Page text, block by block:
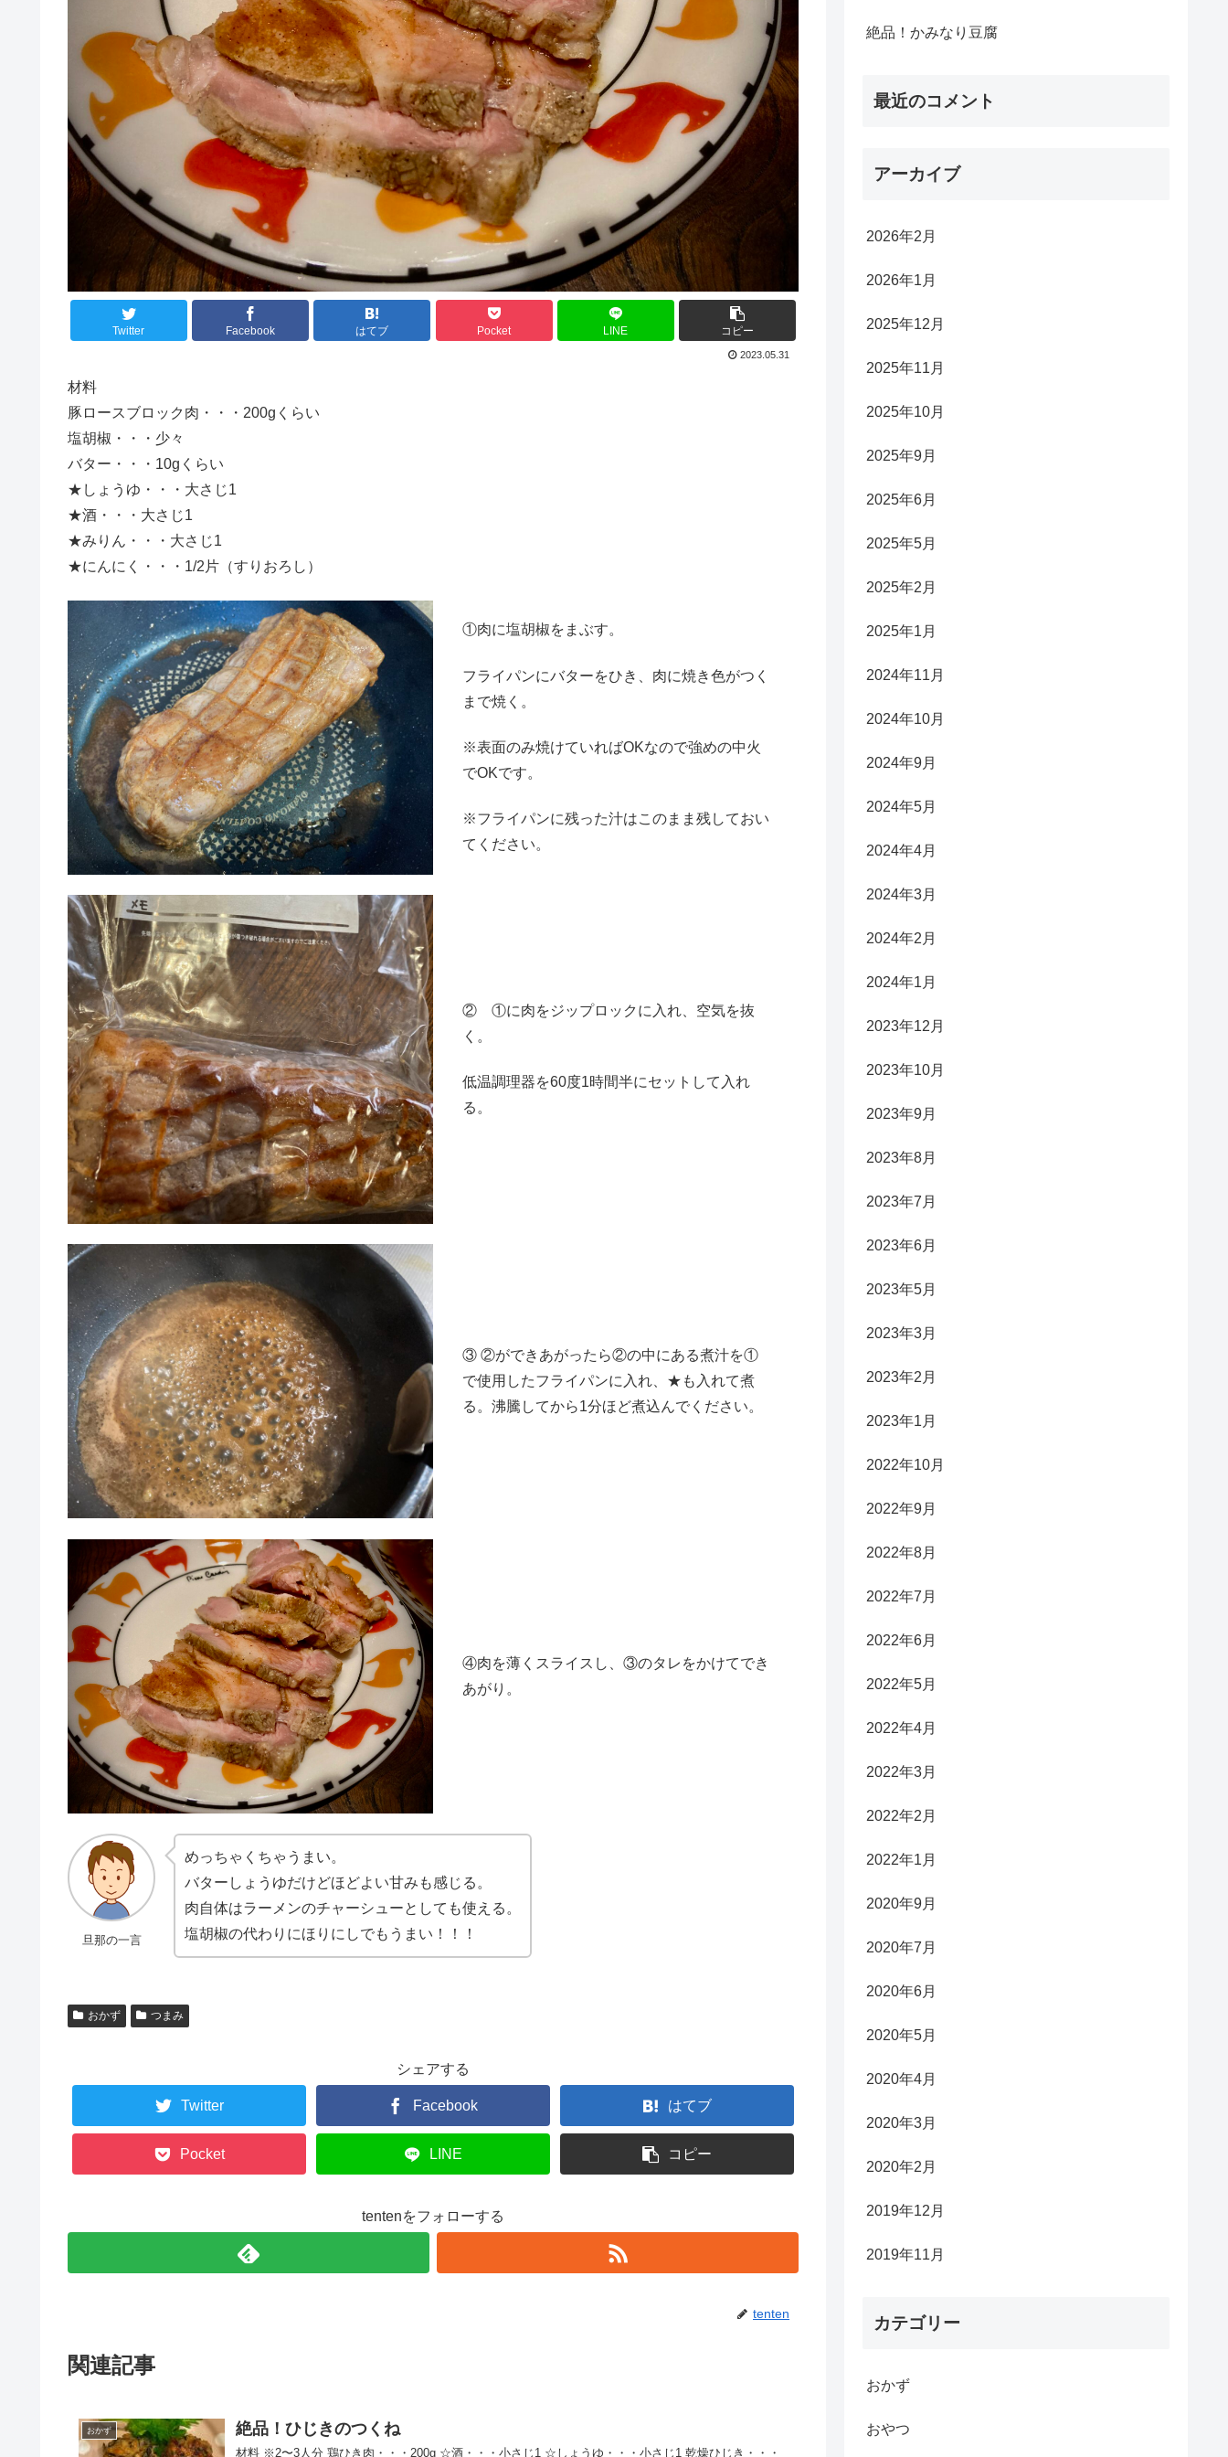
Twitter Facebook はてブ Pocket LINE コピー
2023.05.31
材料
豚ロースブロック肉・・・200gくらい
塩胡椒・・・少々
バター・・・10gくらい
★しょうゆ・・・大さじ1
★酒・・・大さじ1
★みりん・・・大さじ1
★にんにく・・・1/2片（すりおろし）
①肉に塩胡椒をまぶす。
フライパンにバターをひき、肉に焼き色がつく
まで焼く。
※表面のみ焼けていればOKなので強めの中火
でOKです。
※フライパンに残った汁はこのまま残しておい
てください。
② ①に肉をジップロックに入れ、空気を抜
く。
低温調理器を60度1時間半にセットして入れ
る。
③ ②ができあがったら②の中にある煮汁を①
で使用したフライパンに入れ、★も入れて煮
る。沸騰してから1分ほど煮込んでください。
④肉を薄くスライスし、③のタレをかけてでき
あがり。
旦那の一言
めっちゃくちゃうまい。
バターしょうゆだけどほどよい甘みも感じる。
肉自体はラーメンのチャーシューとしても使える。
塩胡椒の代わりにほりにしでもうまい！！！
おかず つまみ
シェアする
Twitter Facebook はてブ
Pocket LINE コピー
tentenをフォローする
tenten
関連記事
おかず 絶品！ひじきのつくね
材料 ※2〜3人分 鶏ひき肉・・・200g ☆酒・・・小さじ1 ☆しょうゆ・・・小さじ1 乾燥ひじき・・・
絶品！かみなり豆腐
最近のコメント
アーカイブ
2026年2月
2026年1月
2025年12月
2025年11月
2025年10月
2025年9月
2025年6月
2025年5月
2025年2月
2025年1月
2024年11月
2024年10月
2024年9月
2024年5月
2024年4月
2024年3月
2024年2月
2024年1月
2023年12月
2023年10月
2023年9月
2023年8月
2023年7月
2023年6月
2023年5月
2023年3月
2023年2月
2023年1月
2022年10月
2022年9月
2022年8月
2022年7月
2022年6月
2022年5月
2022年4月
2022年3月
2022年2月
2022年1月
2020年9月
2020年7月
2020年6月
2020年5月
2020年4月
2020年3月
2020年2月
2019年12月
2019年11月
カテゴリー
おかず
おやつ